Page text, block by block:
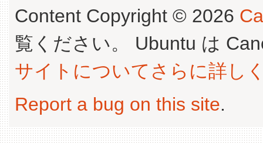
Content Copyright © 2026
覧ください。 Ubuntu は
サイトについてさらに詳し
Report a bug on this site.